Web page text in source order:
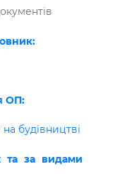
ОП:
будівництві
та за видами